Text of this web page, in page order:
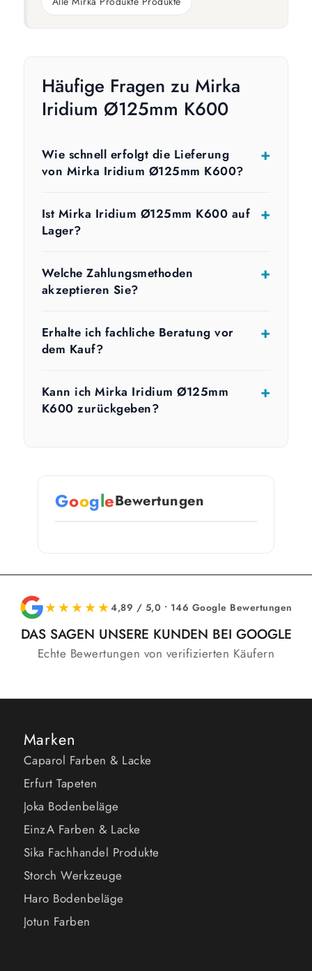
Häufige Fragen zu Mirka
Iridium Ø125mm K600
Wie schnell erfolgt die Lieferung
von Mirka Iridium Ø125mm K600?
Ist Mirka Iridium Ø125mm K600 auf
Lager?
Welche Zahlungsmethoden
akzeptieren Sie?
Erhalte ich fachliche Beratung vor
dem Kauf?
Kann ich Mirka Iridium Ø125mm
K600 zurückgeben?
GoogleBewertungen
★★★★★4,89 / 5,0 • 146 Google Bewertungen
DAS SAGEN UNSERE KUNDEN BEI GOOGLE
Echte Bewertungen von verifizierten Käufern
Marken
Caparol Farben & Lacke
Erfurt Tapeten
Joka Bodenbeläge
EinzA Farben & Lacke
Sika Fachhandel Produkte
Storch Werkzeuge
Haro Bodenbeläge
Jotun Farben